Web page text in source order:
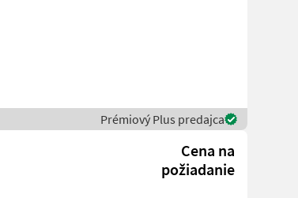
Prémiový Plus predajca
Cena na
požiadanie